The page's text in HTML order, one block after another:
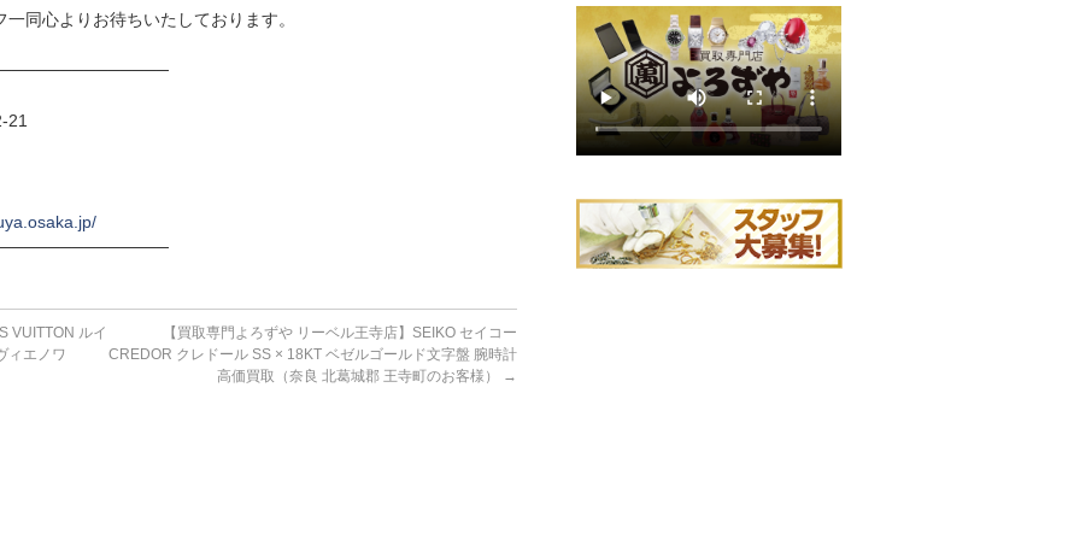
同心よりお待ちいたしております。
21
VUITTON ルイ
ィエノワ
【買取専門よろずや リーベル王寺店】SEIKO セイコー
CREDOR クレドール SS × 18KT ベゼルゴールド文字盤 腕時計
高価買取（奈良 北葛城郡 王寺町のお客様）
→